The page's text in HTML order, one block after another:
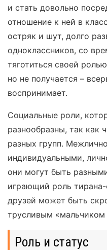
и стать довольно
отношение к ней в
остряк и шут, долго
одноклассников, со
тяготиться своей
но не получается –
воспринимает.
Социальные роли,
разнообразны, так как
разных групп.
индивидуальными,
они могут быть
играющий роль
друзей может быть
трусливым «мальчиком
Роль и статус